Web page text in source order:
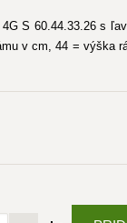
S 60.44.33.26 s
v cm, 44 = výška